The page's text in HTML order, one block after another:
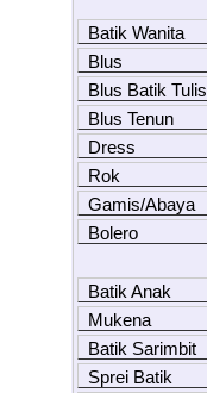
Batik Wanita
Blus
Blus Batik Tulis
Blus Tenun
Dress
Rok
Gamis/Abaya
Bolero
Batik Anak
Mukena
Batik Sarimbit
Sprei Batik